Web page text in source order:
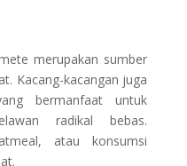
merupakan sumber
Kacang-kacangan juga
bermanfaat untuk
radikal bebas.
atau konsumsi